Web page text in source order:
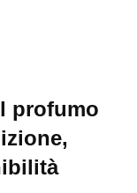
profumo